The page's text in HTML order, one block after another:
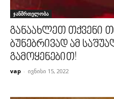
ჯანმრთელობა
განაახლეთ თქვენი
ბუნებრივად ამ
გამოყენებით!
vap - ივნისი 15, 2022